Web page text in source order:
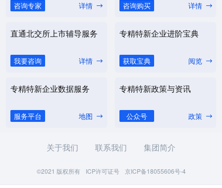
咨询专家 详情 咨询购买 详情
直通北交所上市辅导服务
我要咨询 详情
专精特新企业进阶宝典
获取宝典 阅览
专精特新企业数据服务
服务平台 地图
专精特新政策与资讯
公众号 政策
关于我们 联系我们 集团简介
©2021 版权所有 ICP许可证号 京ICP备18055606号-4